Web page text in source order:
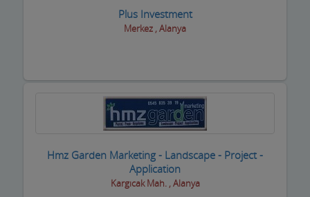
Plus Investment
Merkez , Alanya
Hmz Garden Marketing - Landscape - Project -
Application
Kargıcak Mah. , Alanya